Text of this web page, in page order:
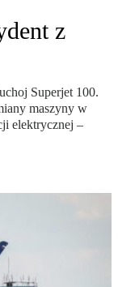
z
Superjet 100.
maszyny w
elektrycznej –